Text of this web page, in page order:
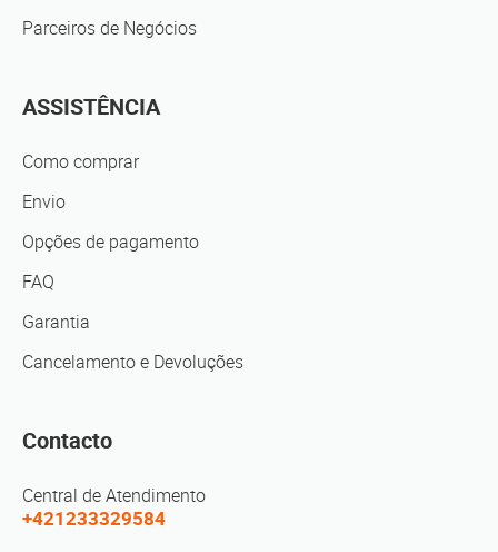
Parceiros de Negócios
ASSISTÊNCIA
Como comprar
Envio
Opções de pagamento
FAQ
Garantia
Cancelamento e Devoluções
Contacto
Central de Atendimento
+421233329584